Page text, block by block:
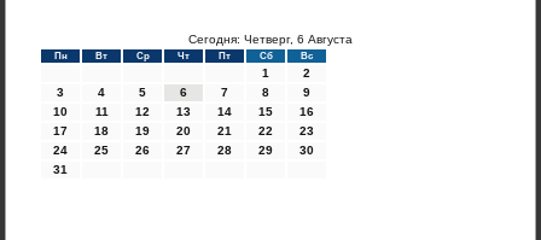
Сегодня: Четверг, 6 Августа
Пн Вт Ср Чт Пт Сб Вс
1
2
3
4 5 6 7 8
9
10
11 12 13 14 15
16
17
18 19 20 21 22
23
24
25 26 27 28 29
30
31